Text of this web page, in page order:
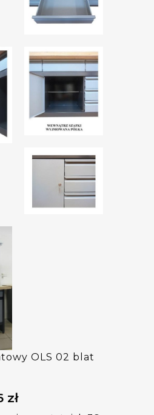
OLS 02 blat
złAktualna